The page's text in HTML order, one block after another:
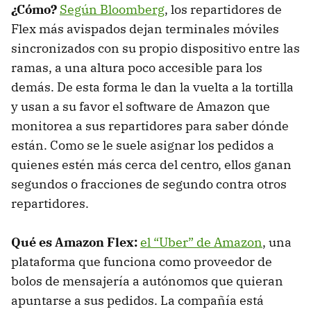
¿Cómo? Según Bloomberg, los repartidores de
Flex más avispados dejan terminales móviles
sincronizados con su propio dispositivo entre las
ramas, a una altura poco accesible para los
demás. De esta forma le dan la vuelta a la tortilla
y usan a su favor el software de Amazon que
monitorea a sus repartidores para saber dónde
están. Como se le suele asignar los pedidos a
quienes estén más cerca del centro, ellos ganan
segundos o fracciones de segundo contra otros
repartidores.
Qué es Amazon Flex:el “Uber” de Amazon, una
plataforma que funciona como proveedor de
bolos de mensajería a autónomos que quieran
apuntarse a sus pedidos. La compañía está